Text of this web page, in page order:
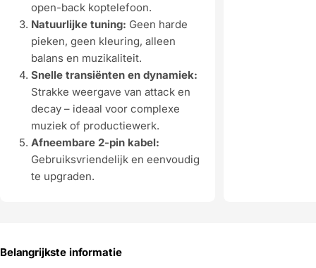
open-back koptelefoon.
Natuurlijke tuning: Geen harde
pieken, geen kleuring, alleen
balans en muzikaliteit.
Snelle transiënten en dynamiek:
Strakke weergave van attack en
decay – ideaal voor complexe
muziek of productiewerk.
Afneembare 2-pin kabel:
Gebruiksvriendelijk en eenvoudig
te upgraden.
Belangrijkste informatie